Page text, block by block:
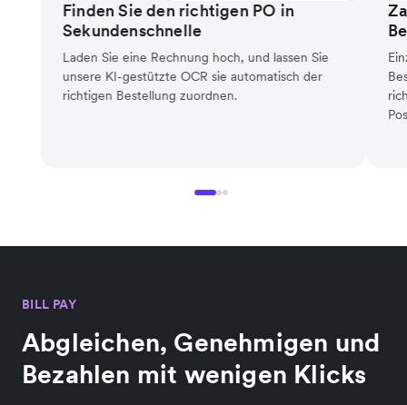
Finden Sie den richtigen PO in
Sekundenschnelle
Laden Sie eine Rechnung hoch, und lassen Sie
unsere KI-gestützte OCR sie automatisch der
richtigen Bestellung zuordnen.
BILL PAY
Abgleichen, Genehmigen und
Bezahlen mit wenigen Klicks